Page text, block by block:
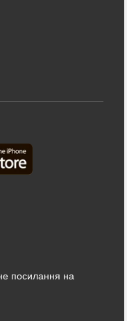
посилання на